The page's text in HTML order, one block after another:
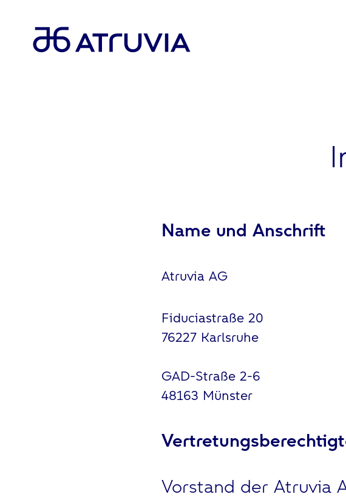
Name und Anschrift
Atruvia AG
Fiduciastraße 20
76227 Karlsruhe
GAD-Straße 2-6
48163 Münster
Vorstand der Atruvia